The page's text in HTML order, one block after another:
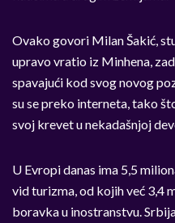
Ovako govori Milan Šakić,
upravo vratio iz Minhena,
spavajući kod svog novog
su se preko interneta, tako
svoj krevet u nekadašnjoj
U Evropi danas ima 5,5
vid turizma, od kojih već 3,4
boravka u inostranstvu.